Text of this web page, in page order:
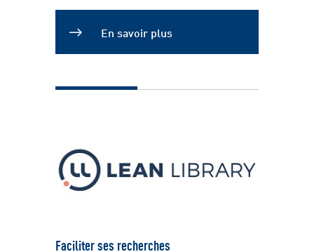
En savoir plus
Faciliter ses recherches